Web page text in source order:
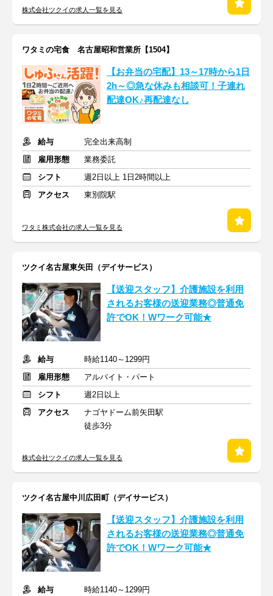
株式会社ツクイの求人一覧を見る
ワタミの宅食 名古屋昭和営業所【1504】
【お弁当の宅配】13～17時から1日
2h～◎急な休みも相談可！子連れ
配達OK♪再配達なし
給与
完全出来高制
雇用形態
業務委託
シフト
週2日以上 1日2時間以上
アクセス
東別院駅
ワタミ株式会社の求人一覧を見る
ツクイ名古屋東矢田（デイサービス）
【送迎スタッフ】介護施設を利用
されるお客様の送迎業務◎普通免
許でOK！Wワーク可能★
給与
時給1140～1299円
雇用形態
アルバイト・パート
シフト
週2日以上
アクセス
ナゴヤドーム前矢田駅
徒歩3分
株式会社ツクイの求人一覧を見る
ツクイ名古屋中川広田町（デイサービス）
【送迎スタッフ】介護施設を利用
されるお客様の送迎業務◎普通免
許でOK！Wワーク可能★
給与
時給1140～1299円